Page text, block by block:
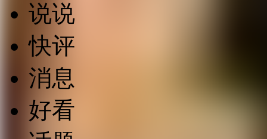
说说
快评
消息
好看